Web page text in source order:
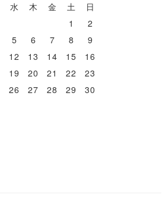
水 木 金 土
日
1
2
5 6 7 8
9
12 13 14 15
16
19 20 21 22
23
26 27 28 29
30